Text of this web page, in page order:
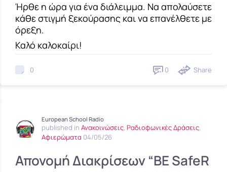
Ήρθε η ώρα για ένα διάλειμμα. Να απολαύσετε
κάθε στιγμή ξεκούρασης και να επανέλθετε με
όρεξη.
Καλό καλοκαίρι!
0 0 Share
European School Radio
published in Ανακοινώσεις, Ραδιοφωνικές Δράσεις,
Αφιερώματα 04/05/26
Απονομή Διακρίσεων “BE SafeR